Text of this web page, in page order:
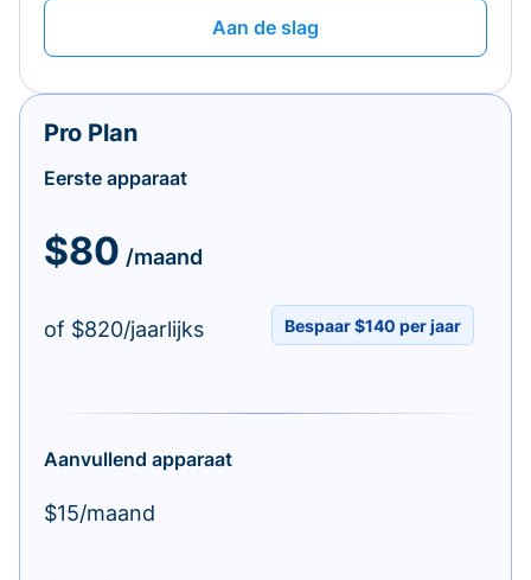
Aan de slag
Pro Plan
Eerste apparaat
$80 /maand
of $820/jaarlijks Bespaar $140 per jaar
Aanvullend apparaat
$15/maand